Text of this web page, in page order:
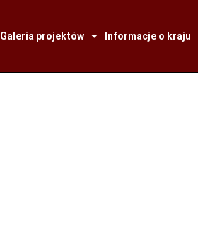
Galeria projektów Informacje o kraju